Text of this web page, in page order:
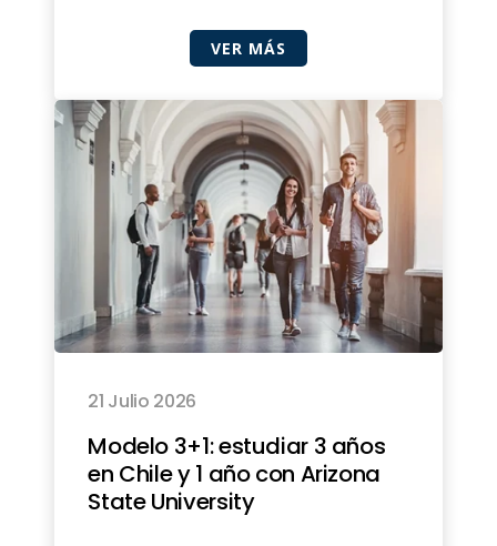
VER MÁS
21 Julio 2026
Modelo 3+1: estudiar 3 años
en Chile y 1 año con Arizona
State University